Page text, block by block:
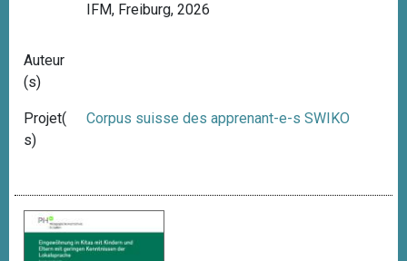
IFM, Freiburg, 2026
Auteur
(s)
Projet(
s)
Corpus suisse des apprenant-e-s SWIKO